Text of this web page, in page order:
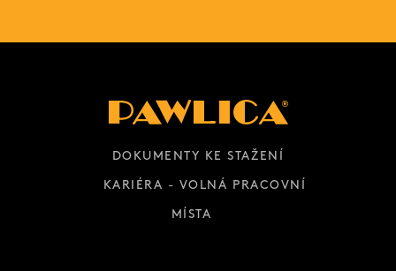
DOKUMENTY KE STAŽENÍ
KARIÉRA - VOLNÁ PRACOVNÍ
MÍSTA